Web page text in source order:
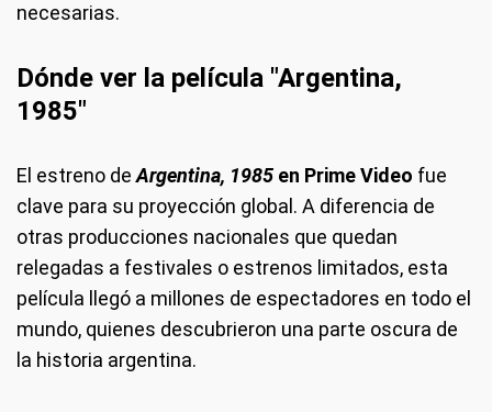
necesarias.
Dónde ver la película "Argentina,
1985"
El estreno de Argentina, 1985 en Prime Video fue
clave para su proyección global. A diferencia de
otras producciones nacionales que quedan
relegadas a festivales o estrenos limitados, esta
película llegó a millones de espectadores en todo el
mundo, quienes descubrieron una parte oscura de
la historia argentina.